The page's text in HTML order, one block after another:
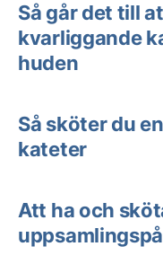
Så går det till
kvarliggande
huden
Så sköter du
kateter
Att ha och